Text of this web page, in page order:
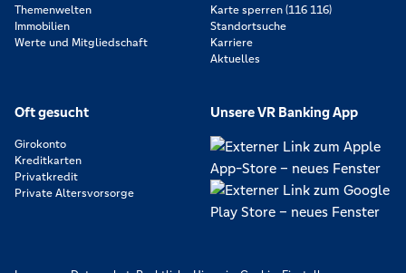
Themenwelten
Immobilien
Werte und Mitgliedschaft
Karte sperren (116 116)
Standortsuche
Karriere
Aktuelles
Oft gesucht
Girokonto
Kreditkarten
Privatkredit
Private Altersvorsorge
Unsere VR Banking App